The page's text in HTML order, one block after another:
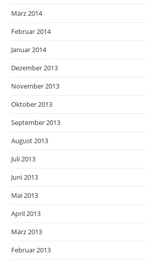
März 2014
Februar 2014
Januar 2014
Dezember 2013
November 2013
Oktober 2013
September 2013
August 2013
Juli 2013
Juni 2013
Mai 2013
April 2013
März 2013
Februar 2013